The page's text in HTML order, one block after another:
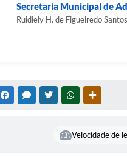
Secretaria Municipal de
Ruidiely H. de Figueiredo Santos
FACEBOOKMESSENGER
TWITTERWHATSAPP
Velocidade de